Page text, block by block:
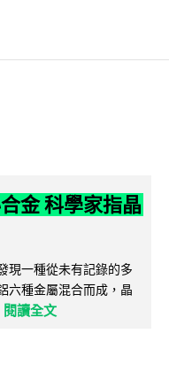
金 科學家指晶
現一種從未有記錄的多
六種金屬混合而成，晶
閱讀全文